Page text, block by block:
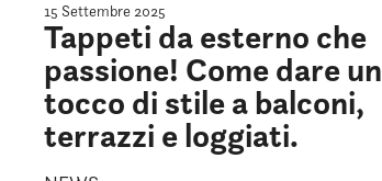
15 Settembre 2025
Tappeti da esterno che
passione! Come dare un
tocco di stile a balconi,
terrazzi e loggiati.